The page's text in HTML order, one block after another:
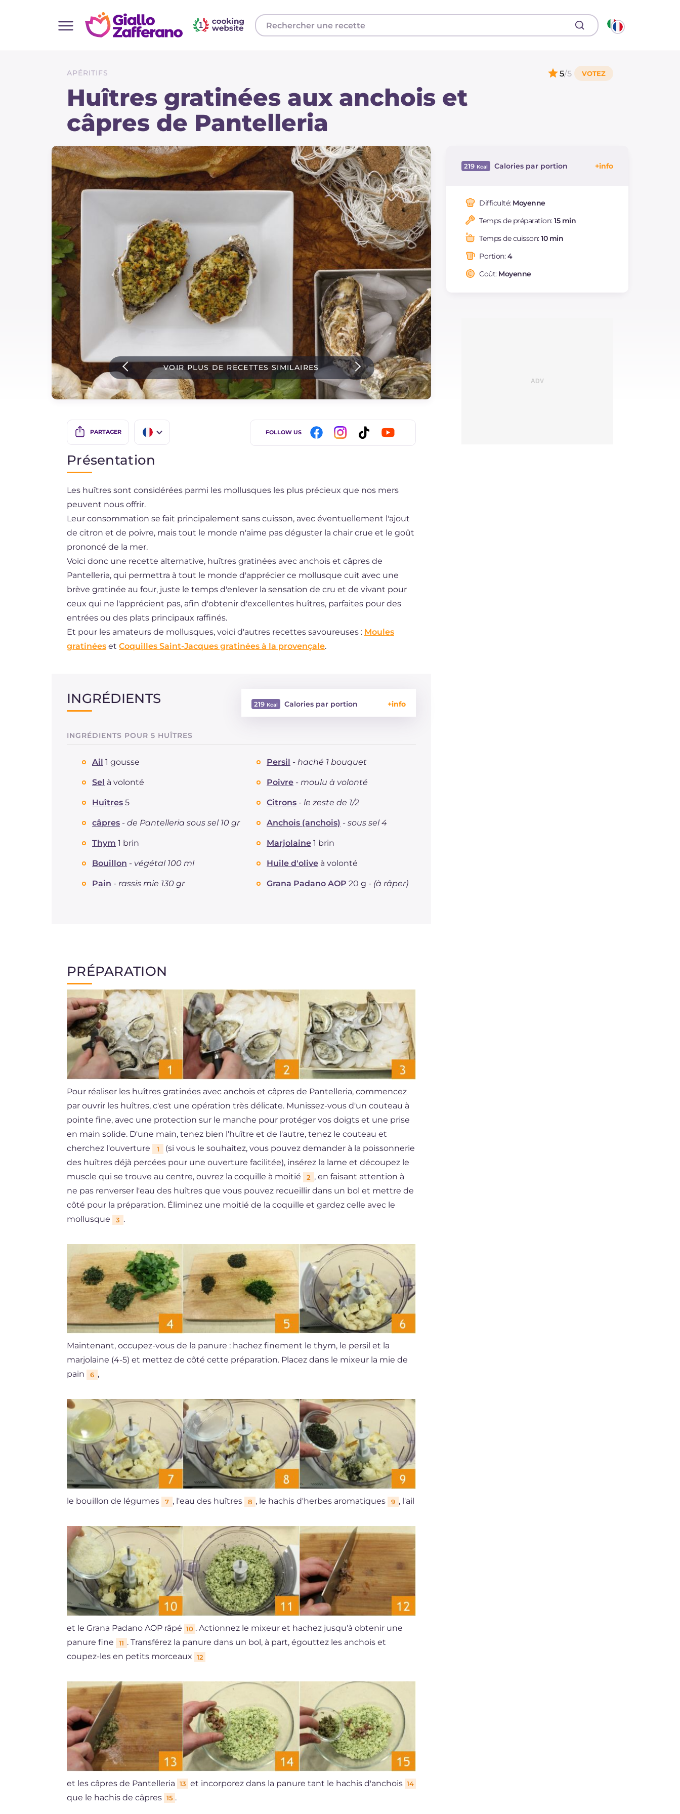
Toutes les recettes
Plats principaux
Accompagnement
Pizzas et focaccia
Gateaux et patisserie
Dernieres recettes
IT Website
Instagram
YouTube
APÉRITIFS
Huîtres gratinées aux anchois et
câpres de Pantelleria
5/5
VOIR PLUS DE RECETTES SIMILAIRES
PARTAGER
ES
DE
FOLLOW US
219 Calories par portion
Dont sucres
Protéine g
Graisses
saturés
Fibre
Cholestérol
Difficulté: Moyenne
Temps de préparation:15 min
Temps de cuisson:10 min
Portion:4
Coût: Moyenne
Présentation
Les huîtres sont considérées parmi les mollusques les plus précieux que nos mers
peuvent nous offrir.
Leur consommation se fait principalement sans cuisson, avec éventuellement l'ajout
de citron et de poivre, mais tout le monde n'aime pas déguster la chair crue et le goût
prononcé de la mer.
Voici donc une recette alternative, huîtres gratinées avec anchois et câpres de
Pantelleria, qui permettra à tout le monde d'apprécier ce mollusque cuit avec une
brève gratinée au four, juste le temps d'enlever la sensation de cru et de vivant pour
ceux qui ne l'apprécient pas, afin d'obtenir d'excellentes huîtres, parfaites pour des
entrées ou des plats principaux raffinés.
Et pour les amateurs de mollusques, voici d'autres recettes savoureuses : Moules
gratinées et Coquilles Saint-Jacques gratinées à la provençale.
INGRÉDIENTS 219 Calories par portion
Protéine
Graisses g
Fibre
Sodium
INGRÉDIENTS POUR 5 HUÎTRES
Ail 1 gousse Persil - haché 1 bouquet
Sel à volonté Poivre - moulu à volonté
Huîtres 5 Citrons - le zeste de 1/2
câpres - de Pantelleria sous sel 10 gr Anchois (anchois) - sous sel 4
Thym 1 brin Marjolaine 1 brin
Bouillon - végétal 100 ml Huile d'olive à volonté
Pain - rassis mie 130 gr Grana Padano AOP 20 g - (à râper)
PRÉPARATION
Pour réaliser les huîtres gratinées avec anchois et câpres de Pantelleria, commencez
par ouvrir les huîtres, c'est une opération très délicate. Munissez-vous d'un couteau à
pointe fine, avec une protection sur le manche pour protéger vos doigts et une prise
en main solide. D'une main, tenez bien l'huître et de l'autre, tenez le couteau et
cherchez l'ouverture
1
(si vous le souhaitez, vous pouvez demander à la poissonnerie
des huîtres déjà percées pour une ouverture facilitée), insérez la lame et découpez le
muscle qui se trouve au centre, ouvrez la coquille à moitié
2 , en faisant attention à
ne pas renverser l'eau des huîtres que vous pouvez recueillir dans un bol et mettre de
côté pour la préparation. Éliminez une moitié de la coquille et gardez celle avec le
mollusque
3 .
Maintenant, occupez-vous de la panure : hachez finement le thym, le persil et la
marjolaine (4-5) et mettez de côté cette préparation. Placez dans le mixeur la mie de
pain
6 ,
le bouillon de légumes 7 , l'eau des huîtres 8 , le hachis d'herbes aromatiques 9 , l'ail
et le Grana Padano AOP râpé 10 . Actionnez le mixeur et hachez jusqu'à obtenir une
panure fine
11 . Transférez la panure dans un bol, à part, égouttez les anchois et
coupez-les en petits morceaux
12
et les câpres de Pantelleria 13 et incorporez dans la panure tant le hachis d'anchois 14
que le hachis de câpres 15 .